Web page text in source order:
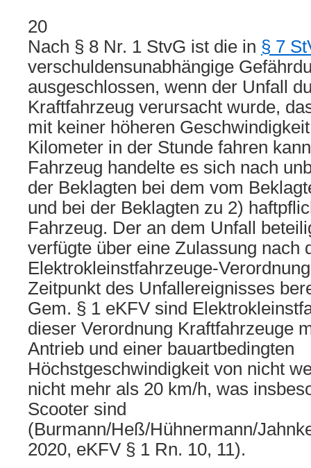
20
Nach § 8 Nr. 1 StvG ist die in § 7
verschuldensunabhängige
ausgeschlossen, wenn der Unfall
Kraftfahrzeug verursacht wurde,
mit keiner höheren
Kilometer in der Stunde fahren
Fahrzeug handelte es sich nach
der Beklagten bei dem vom
und bei der Beklagten zu 2)
Fahrzeug. Der an dem Unfall
verfügte über eine Zulassung nach
Elektrokleinstfahrzeuge-
Zeitpunkt des Unfallereignisses
Gem. § 1 eKFV sind
dieser Verordnung Kraftfahrzeuge
Antrieb und einer bauartbedingten
Höchstgeschwindigkeit von nicht
nicht mehr als 20 km/h, was
Scooter sind
(Burmann/Heß/Hühnermann/
2020, eKFV § 1 Rn. 10, 11).